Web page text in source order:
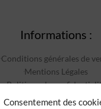
Consentement des
Informations :
Conditions générales de
Mentions Légales
Politique de
Contact